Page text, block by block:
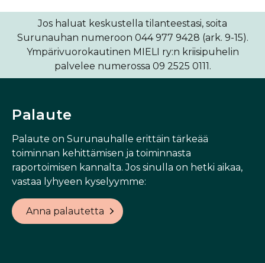
Jos haluat keskustella tilanteestasi, soita
Surunauhan numeroon 044 977 9428 (ark. 9-15).
Ympärivuorokautinen MIELI ry:n kriisipuhelin
palvelee numerossa 09 2525 0111.
Palaute
Palaute on Surunauhalle erittäin tärkeää
toiminnan kehittämisen ja toiminnasta
raportoimisen kannalta. Jos sinulla on hetki aikaa,
vastaa lyhyeen kyselyymme:
Anna palautetta